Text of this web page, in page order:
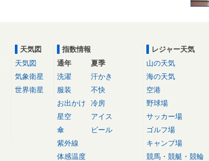
天気図
天気図
気象衛星
世界衛星
指数情報
通年
洗濯
服装
お出かけ
星空
傘
紫外線
体感温度
夏季
汗かき
不快
冷房
アイス
ビール
レジャー天気
山の天気
海の天気
空港
野球場
サッカー場
ゴルフ場
キャンプ場
競馬・競艇・競輪